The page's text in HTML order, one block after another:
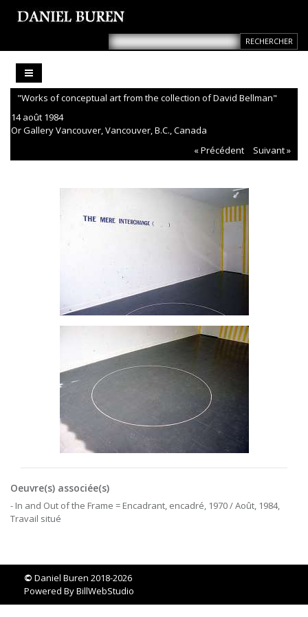
"Works of conceptual art from the collection of David Bellman"
14 août 1984
Or Gallery Vancouver, Vancouver, B.C., Canada
« Précédent
Suivant »
Oeuvre(s) associée(s)
- In and Out of the Frame = Encadrant, encadré, 1970 / Août, 1984,
Travail situé
© Daniel Buren 2018-2026
Powered ByBillWebStudio